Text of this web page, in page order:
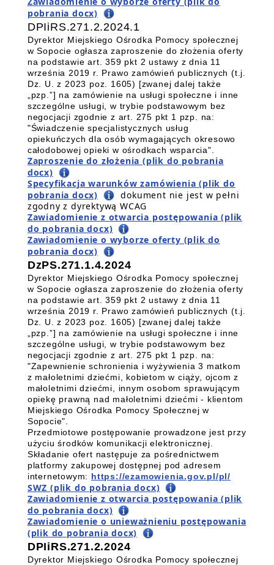
pobrania docx)
DPIiRS.271.2.2024.1
Dyrektor Miejskiego Ośrodka Pomocy społecznej
w Sopocie ogłasza zaproszenie do złożenia oferty
na podstawie art. 359 pkt 2 ustawy z dnia 11
września 2019 r. Prawo zamówień publicznych (t.j.
Dz. U. z 2023 poz. 1605) [zwanej dalej także
„pzp.”] na zamówienie na usługi społeczne i inne
szczególne usługi, w trybie podstawowym bez
negocjacji zgodnie z art. 275 pkt 1 pzp. na:
"Świadczenie specjalistycznych usług
opiekuńczych dla osób wymagających okresowo
całodobowej opieki w ośrodkach wsparcia".
Zaproszenie do złożenia (plik do pobrania
docx)
Specyfikacja warunków zamówienia (plik do
pobrania docx)
dokument nie jest w pełni
zgodny z dyrektywą WCAG
Zawiadomienie z otwarcia postępowania (plik
do pobrania docx)
Zawiadomienie o wyborze oferty (plik do
pobrania docx)
DzPS.271.1.4.2024
Dyrektor Miejskiego Ośrodka Pomocy społecznej
w Sopocie ogłasza zaproszenie do złożenia oferty
na podstawie art. 359 pkt 2 ustawy z dnia 11
września 2019 r. Prawo zamówień publicznych (t.j.
Dz. U. z 2023 poz. 1605) [zwanej dalej także
„pzp.”] na zamówienie na usługi społeczne i inne
szczególne usługi, w trybie podstawowym bez
negocjacji zgodnie z art. 275 pkt 1 pzp. na:
"Zapewnienie schronienia i wyżywienia 3 matkom
z małoletnimi dziećmi, kobietom w ciąży, ojcom z
małoletnimi dziećmi, innym osobom sprawującym
opiekę prawną nad małoletnimi dziećmi - klientom
Miejskiego Ośrodka Pomocy Społecznej w
Sopocie".
Przedmiotowe postępowanie prowadzone jest przy
użyciu środków komunikacji elektronicznej.
Składanie ofert następuje za pośrednictwem
platformy zakupowej dostępnej pod adresem
internetowym: https://ezamowienia.gov.pl/pl/
SWZ (plik do pobrania docx)
Zawiadomienie z otwarcia postępowania (plik
do pobrania docx)
Zawiadomienie o unieważnieniu postępowania
(plik do pobrania docx)
DPIiRS.271.2.2024
Dyrektor Miejskiego Ośrodka Pomocy społecznej